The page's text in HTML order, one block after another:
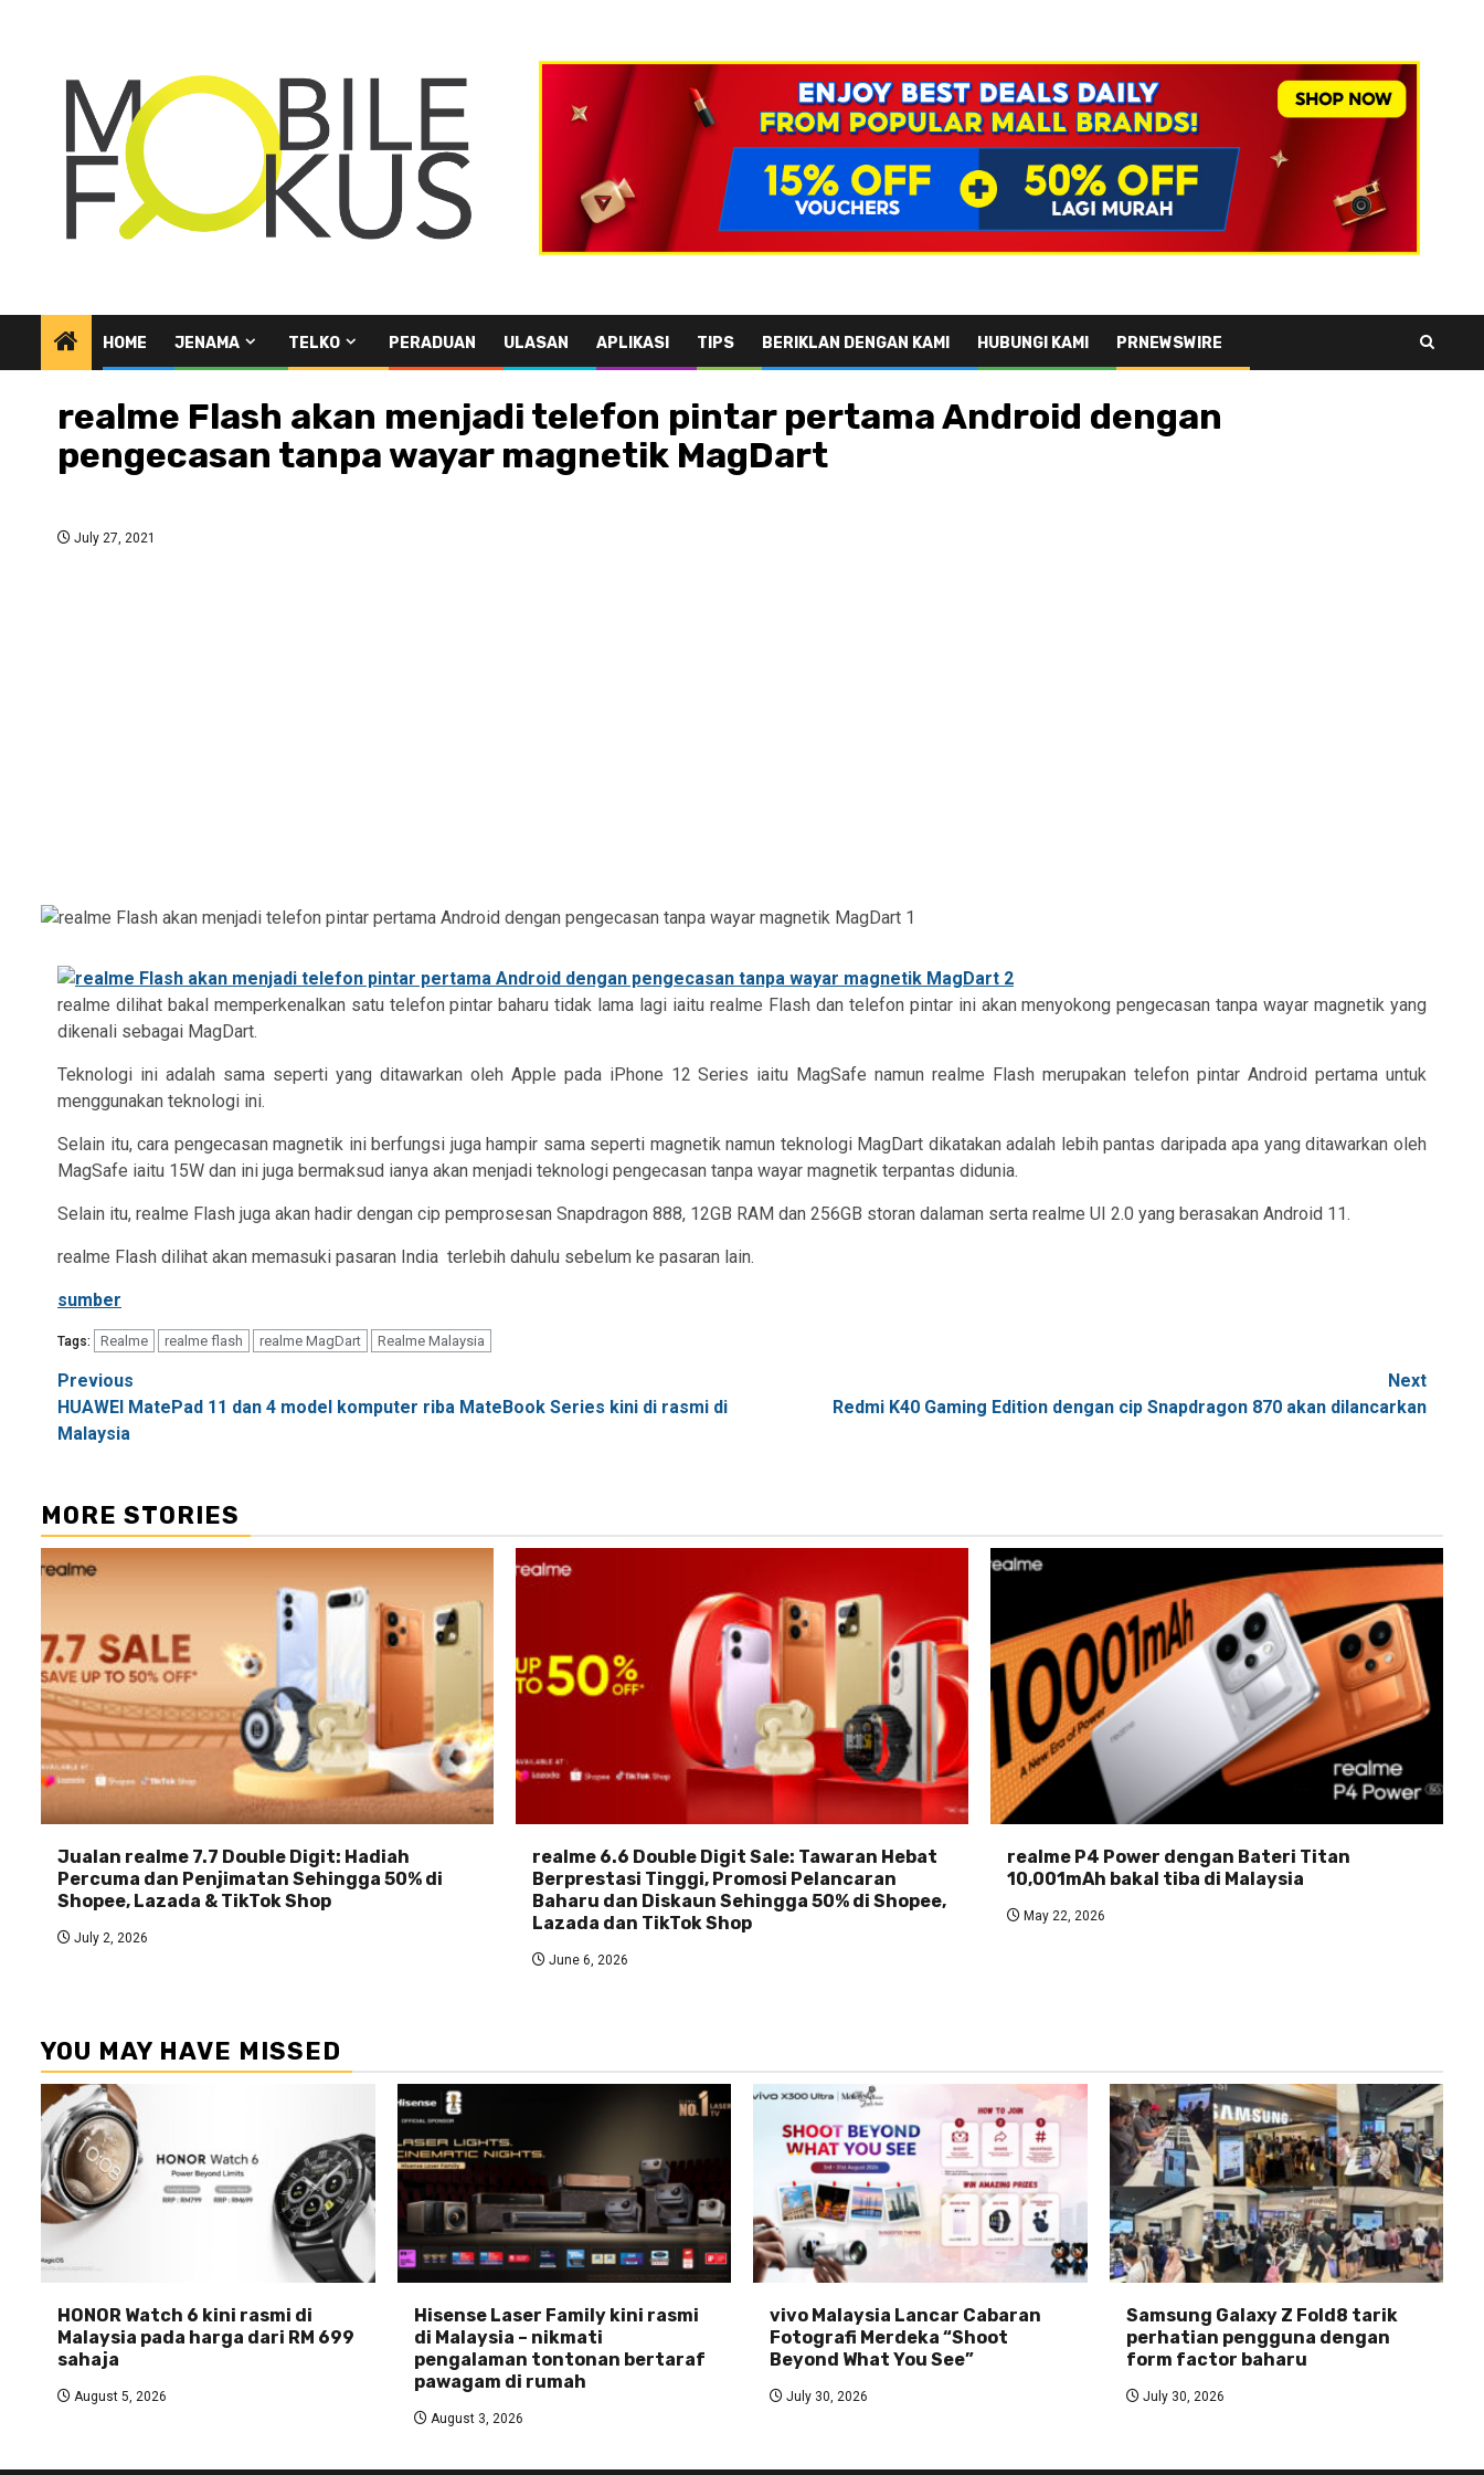
HOME JENAMA TELKO PERADUAN ULASAN APLIKASI TIPS BERIKLAN DENGAN KAMI HUBUNGI KAMI PRNEWSWIRE
realme Flash akan menjadi telefon pintar pertama Android dengan
pengecasan tanpa wayar magnetik MagDart
July 27, 2021
realme dilihat bakal memperkenalkan satu telefon pintar baharu tidak lama lagi iaitu realme Flash dan telefon pintar ini akan menyokong pengecasan tanpa wayar magnetik yang
dikenali sebagai MagDart.
Teknologi ini adalah sama seperti yang ditawarkan oleh Apple pada iPhone 12 Series iaitu MagSafe namun realme Flash merupakan telefon pintar Android pertama untuk
menggunakan teknologi ini.
Selain itu, cara pengecasan magnetik ini berfungsi juga hampir sama seperti magnetik namun teknologi MagDart dikatakan adalah lebih pantas daripada apa yang ditawarkan oleh
MagSafe iaitu 15W dan ini juga bermaksud ianya akan menjadi teknologi pengecasan tanpa wayar magnetik terpantas didunia.
Selain itu, realme Flash juga akan hadir dengan cip pemprosesan Snapdragon 888, 12GB RAM dan 256GB storan dalaman serta realme UI 2.0 yang berasakan Android 11.
realme Flash dilihat akan memasuki pasaran India terlebih dahulu sebelum ke pasaran lain.
sumber
Tags: Realme realme flash realme MagDart Realme Malaysia
Post
navigation
Previous
HUAWEI MatePad 11 dan 4 model komputer riba MateBook Series kini di rasmi di
Malaysia
Next
Redmi K40 Gaming Edition dengan cip Snapdragon 870 akan dilancarkan
MORE STORIES
Jualan realme 7.7 Double Digit: Hadiah
Percuma dan Penjimatan Sehingga 50% di
Shopee, Lazada & TikTok Shop
July 2, 2026
realme 6.6 Double Digit Sale: Tawaran Hebat
Berprestasi Tinggi, Promosi Pelancaran
Baharu dan Diskaun Sehingga 50% di Shopee,
Lazada dan TikTok Shop
June 6, 2026
realme P4 Power dengan Bateri Titan
10,001mAh bakal tiba di Malaysia
May 22, 2026
YOU MAY HAVE MISSED
HONOR Watch 6 kini rasmi di
Malaysia pada harga dari RM 699
sahaja
August 5, 2026
Hisense Laser Family kini rasmi
di Malaysia – nikmati
pengalaman tontonan bertaraf
pawagam di rumah
August 3, 2026
vivo Malaysia Lancar Cabaran
Fotografi Merdeka “Shoot
Beyond What You See”
July 30, 2026
Samsung Galaxy Z Fold8 tarik
perhatian pengguna dengan
form factor baharu
July 30, 2026